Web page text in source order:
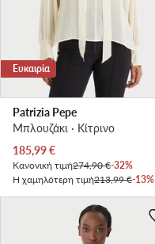
Ευκαιρία
Patrizia Pepe
Μπλουζάκι · Κίτρινο
Τρέχουσα τιμή
185,99€
Κανονική τιμή274,90 €-32%
Η χαμηλότερη τιμή213,99 €-13%